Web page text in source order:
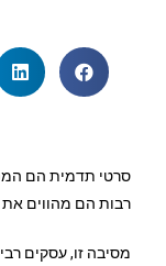
סרטי תדמית הם
רבות הם מהווים
מסיבה זו, עסקים